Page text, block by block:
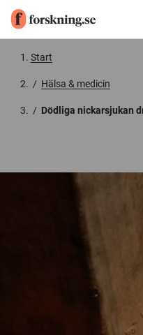
Start
/ Hälsa & medicin
/ Dödliga nickarsjukan